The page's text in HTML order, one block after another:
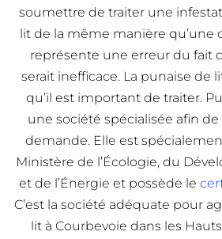
soumettre de traiter une
lit de la même manière qu’une
représente une erreur du fait
serait inefficace. La punaise de
qu’il est important de traiter.
une société spécialisée afin
demande. Elle est
Ministère de l’Écologie, du
et de l’Énergie et possède le
C’est la société adéquate pour
lit à Courbevoie dans les